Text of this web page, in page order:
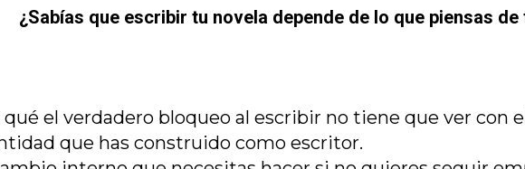
¿Sabías que escribir tu novela depende de lo que piensas
qué el verdadero bloqueo al escribir no tiene que ver con
que has construido como escritor.